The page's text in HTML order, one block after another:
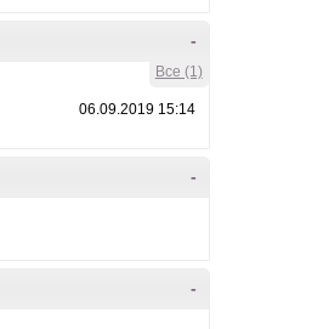
-
Все (1)
06.09.2019 15:14
-
-